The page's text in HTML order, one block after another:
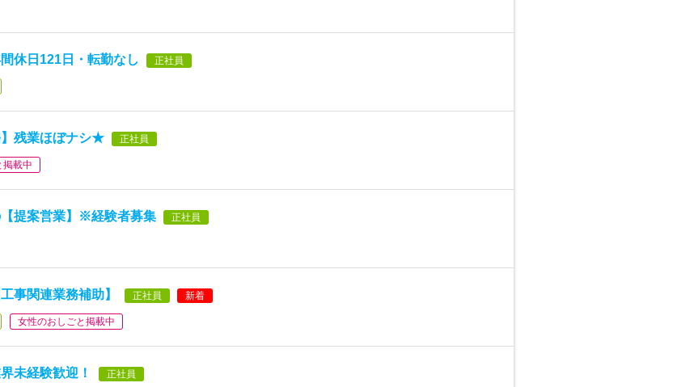
休日121日・転勤なし 正社員
】残業ほぼナシ★ 正社員
掲載中
【提案営業】※経験者募集 正社員
事関連業務補助】 正社員 新着
女性のおしごと掲載中
未経験歓迎！ 正社員